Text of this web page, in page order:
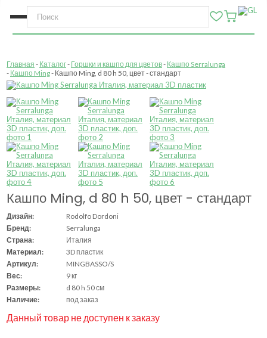
Главная Каталог Горшки и кашпо для цветов Кашпо Serralunga
Кашпо Ming Кашпо Ming, d 80 h 50, цвет - стандарт
Кашпо Ming, d 80 h 50, цвет - стандарт
Дизайн:
Rodolfo Dordoni
Бренд:
Serralunga
Страна:
Италия
Материал:
3D пластик
Артикул:
MINGBASSO/S
Вес:
9 кг
Размеры:
d 80 h 50 см
Наличие:
под заказ
Данный товар не доступен к заказу